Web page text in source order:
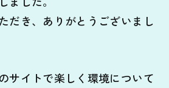
だき、ありがとうございまし
サイトで楽しく環境について